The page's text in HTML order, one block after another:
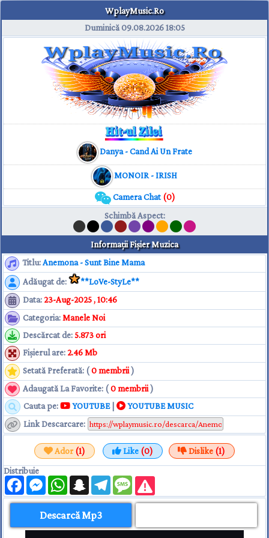
WplayMusic.Ro
Duminică 09.08.202618:05
Danya - Cand Ai Un Frate
MONOIR - IRISH
Camera Chat(0)
Schimbă Aspect:
Informaţii Fişier Muzica
Titlu:Anemona - Sunt Bine Mama
Adăugat de:
**LoVe-StyLe**
Data:23-Aug-2025 , 10:46
Categoria: Manele Noi
Descărcat de:5.873 ori
Fişierul are:2.46 Mb
Setată Preferată: (0 membrii )
Adaugată La Favorite: (0 membrii)
Cauta pe:
YOUTUBE|
YOUTUBE MUSIC
Link Descarcare:
Ador(1) Like (0) Dislike (1)
Distribuie
FacebookMessengerWhatsAppSnapchatTelegramMessage
Descarcă Mp3